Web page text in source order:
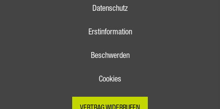
Datenschutz
Erstinformation
Beschwerden
Cookies